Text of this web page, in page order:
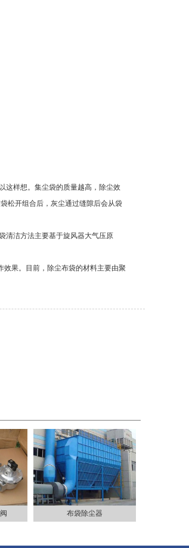
这样想。集尘袋的质量越高，除尘效
松开组合后，灰尘通过缝隙后会从袋
清洁方法主要基于旋风器大气压原
果。目前，除尘布袋的材料主要由聚
布袋除尘器